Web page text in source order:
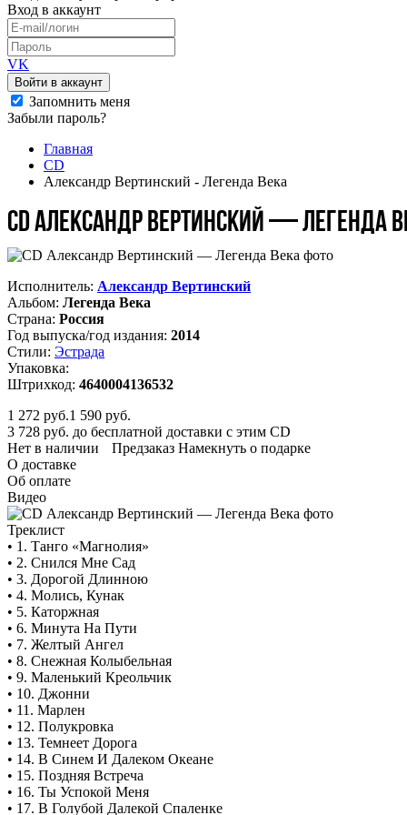
Вход в аккаунт
VK
Войти в аккаунт
Запомнить меня
Забыли пароль?
Главная
CD
Александр Вертинский - Легенда Века
CD Александр Вертинский — Легенда
Исполнитель: Александр Вертинский
Альбом: Легенда Века
Страна: Россия
Год выпуска/год издания: 2014
Стили: Эстрада
Упаковка:
Штрихкод: 4640004136532
1 272 руб.1 590 руб.
3 728 руб. до бесплатной доставки с этим CD
Нет в наличии
Предзаказ Намекнуть о подарке
О доставке
Об оплате
Видео
Треклист
• 1. Танго «Магнолия»
• 2. Снился Мне Сад
• 3. Дорогой Длинною
• 4. Молись, Кунак
• 5. Каторжная
• 6. Минута На Пути
• 7. Желтый Ангел
• 8. Снежная Колыбельная
• 9. Маленький Креольчик
• 10. Джонни
• 11. Марлен
• 12. Полукровка
• 13. Темнеет Дорога
• 14. В Синем И Далеком Океане
• 15. Поздняя Встреча
• 16. Ты Успокой Меня
• 17. В Голубой Далекой Спаленке